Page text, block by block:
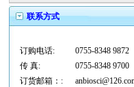
联系方式
订购电话:
0755-8348 9872
传 真:
0755-8348 9700
订货邮箱：: